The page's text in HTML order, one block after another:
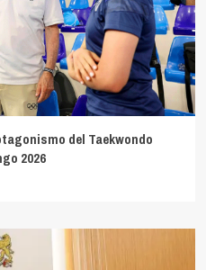
del Taekwondo
2026